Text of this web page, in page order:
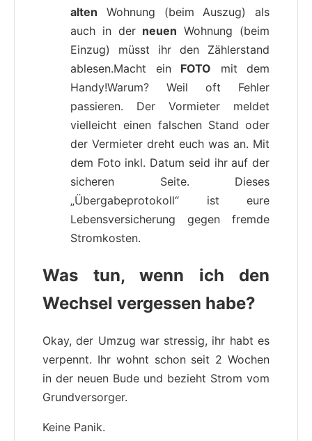
alten Wohnung (beim Auszug) als
auch in der neuen Wohnung (beim
Einzug) müsst ihr den Zählerstand
ablesen.Macht ein FOTO mit dem
Handy!Warum? Weil oft Fehler
passieren. Der Vormieter meldet
vielleicht einen falschen Stand oder
der Vermieter dreht euch was an. Mit
dem Foto inkl. Datum seid ihr auf der
sicheren Seite. Dieses
„Übergabeprotokoll“ ist eure
Lebensversicherung gegen fremde
Stromkosten.
Was tun, wenn ich den
Wechsel vergessen habe?
Okay, der Umzug war stressig, ihr habt es
verpennt. Ihr wohnt schon seit 2 Wochen
in der neuen Bude und bezieht Strom vom
Grundversorger.
Keine Panik.